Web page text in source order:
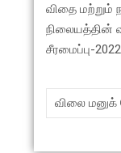
விதை மற்றும்
நிலையத்தின்
சீரமைப்பு-2022
விலை